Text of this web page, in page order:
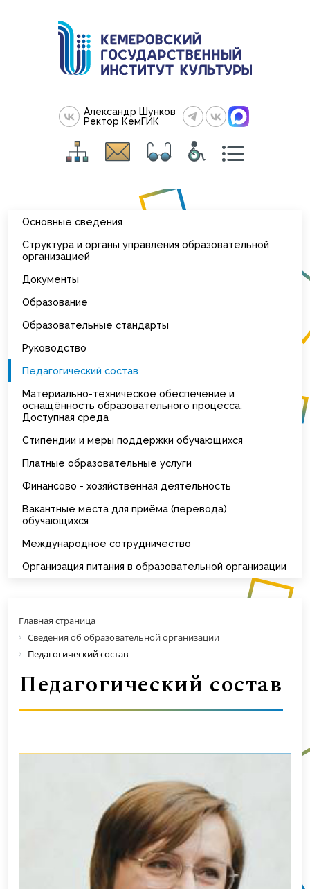
Александр Шунков
Ректор КемГИК
Основные сведения
Структура и органы управления образовательной
организацией
Документы
Образование
Образовательные стандарты
Руководство
Педагогический состав
Материально-техническое обеспечение и
оснащённость образовательного процесса.
Доступная среда
Стипендии и меры поддержки обучающихся
Платные образовательные услуги
Финансово - хозяйственная деятельность
Вакантные места для приёма (перевода)
обучающихся
Международное сотрудничество
Организация питания в образовательной организации
Главная страница
Сведения об образовательной организации
Педагогический состав
Педагогический состав